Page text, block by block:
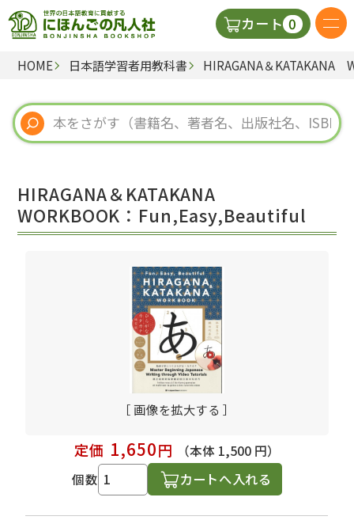
カート 0
日本語の教科書
視聴覚・補助教材
教師用参考書
HOME 日本語学習者用教科書 HIRAGANA＆KATAKANA
HIRAGANA＆KATAKANA
WORKBOOK：Fun,Easy,Beautiful
［ 画像を拡大する ］
定価 1,650円
（本体 1,500 円）
個数
カートへ入れる